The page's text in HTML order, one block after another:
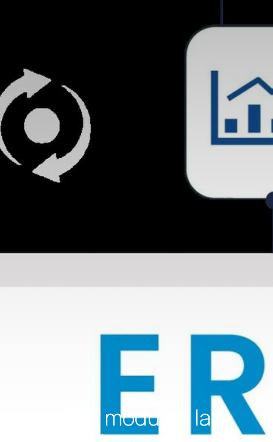
ERP modular: la